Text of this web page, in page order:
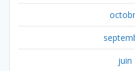
juin